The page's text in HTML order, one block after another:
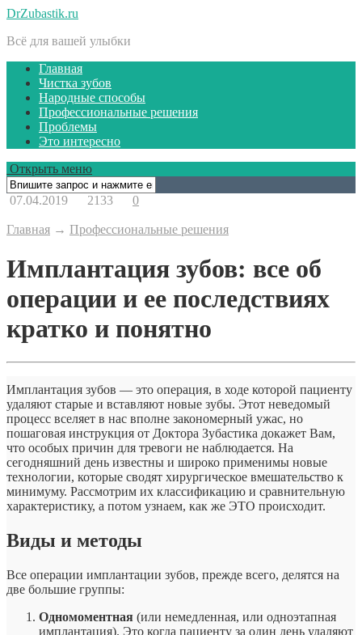
DrZubastik.ru
Всё для вашей улыбки
Главная
Чистка зубов
Народные способы
Профессиональные решения
Проблемы
Это интересно
Открыть меню
07.04.2019 2133 0
Главная → Профессиональные решения
Имплантация зубов: все об
операции и ее последствиях
кратко и понятно
Имплантация зубов — это операция, в ходе которой пациенту
удаляют старые и вставляют новые зубы. Этот неведомый
процесс вселяет в нас вполне закономерный ужас, но
пошаговая инструкция от Доктора Зубастика докажет Вам,
что особых причин для тревоги не наблюдается. На
сегодняшний день известны и широко применимы новые
технологии, которые сводят хирургическое вмешательство к
минимуму. Рассмотрим их классификацию и сравнительную
характеристику, а потом узнаем, как же ЭТО происходит.
Виды и методы
Все операции имплантации зубов, прежде всего, делятся на
две большие группы:
Одномоментная (или немедленная, или одноэтапная
имплантация). Это когда пациенту за один день удаляют